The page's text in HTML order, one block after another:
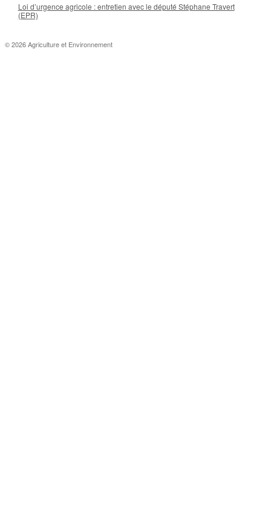
Loi d’urgence agricole : entretien avec le député Stéphane Travert
(EPR)
© 2026 Agriculture et Environnement